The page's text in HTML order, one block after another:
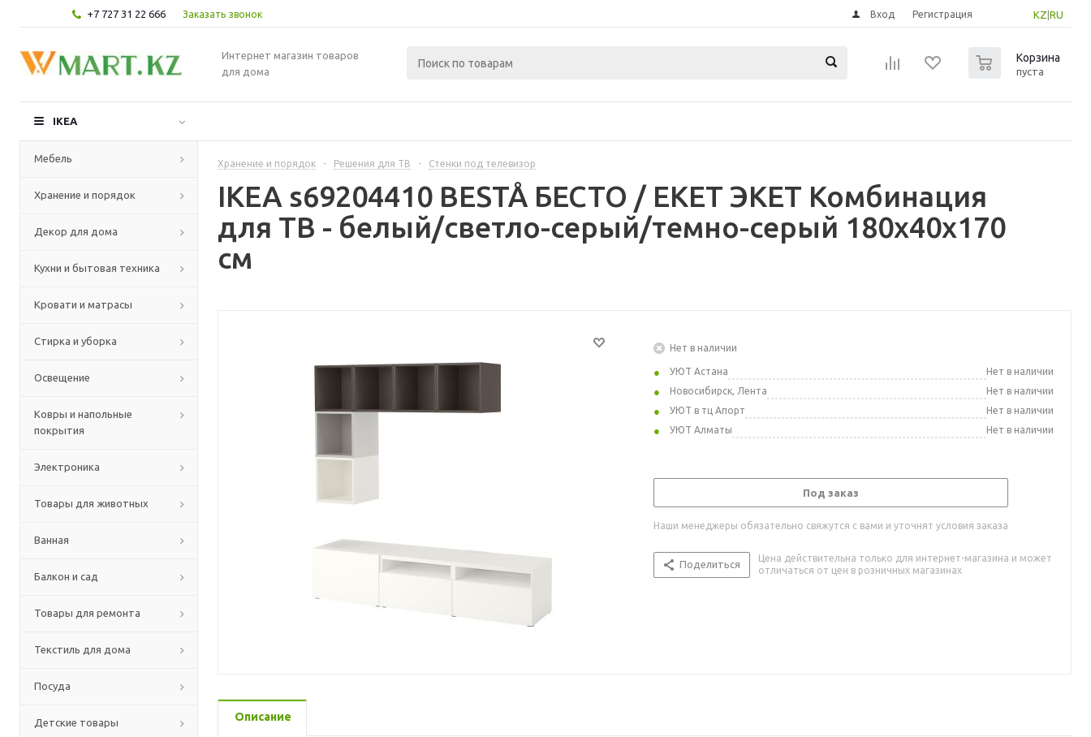
+7 727 31 22 666 Заказать звонок KZ RU
Вход Регистрация
Интернет магазин товаров
для дома
Корзина
пуста
IKEA
Мебель
Хранение и порядок
Декор для дома
Кухни и бытовая техника
Кровати и матрасы
Стирка и уборка
Освещение
Ковры и напольные
покрытия
Электроника
Товары для животных
Ванная
Балкон и сад
Товары для ремонта
Текстиль для дома
Посуда
Детские товары
Хранение и порядок - Решения для ТВ - Стенки под телевизор
IKEA s69204410 BESTÅ БЕСТО / EKET ЭКЕТ Комбинация
для ТВ - белый/светло-серый/темно-серый 180x40x170
см
Нет в наличии
УЮТ Астана
Нет в наличии
Новосибирск, Лента
Нет в наличии
УЮТ в тц Апорт
Нет в наличии
УЮТ Алматы
Нет в наличии
Под заказ
Наши менеджеры обязательно свяжутся с вами и уточнят условия заказа
Поделиться
Цена действительна только для интернет-магазина и может
отличаться от цен в розничных магазинах
Описание